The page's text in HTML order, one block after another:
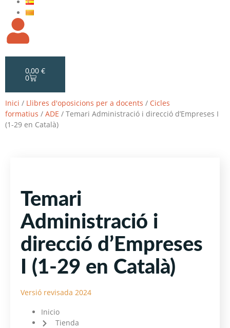
0,00 €
0
Inici / Llibres d'oposicions per a docents / Cicles
formatius / ADE / Temari Administració i direcció d’Empreses I
(1-29 en Català)
Temari
Administració i
direcció d’Empreses
I (1-29 en Català)
Versió revisada 2024
Inicio
Tienda